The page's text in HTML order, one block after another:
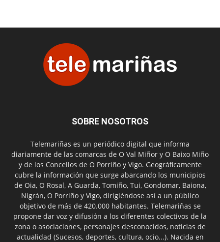
SOBRE NOSOTROS
Telemariñas es un periódico digital que informa
diariamente de las comarcas de O Val Miñor y O Baixo Miño
y de los Concellos de O Porriño y Vigo. Geográficamente
cubre la información que surge abarcando los municipios
de Oia, O Rosal, A Guarda, Tomiño, Tui, Gondomar, Baiona,
Nigrán, O Porriño y Vigo, dirigiéndose así a un público
objetivo de más de 420.000 habitantes. Telemariñas se
propone dar voz y difusión a los diferentes colectivos de la
zona o asociaciones, personajes desconocidos, noticias de
actualidad (Sucesos, deportes, cultura, ocio...). Nacida en